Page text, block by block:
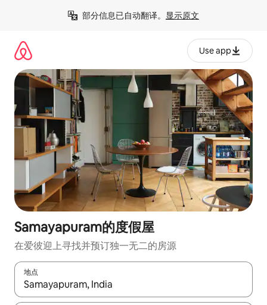
部分信息已自动翻译。 显示原文
Use app
Samayapuram的度假屋
在爱彼迎上寻找并预订独一无二的房源
地点
如有搜索结果，请使用上下方向键查看，或通过点击或滑动手势